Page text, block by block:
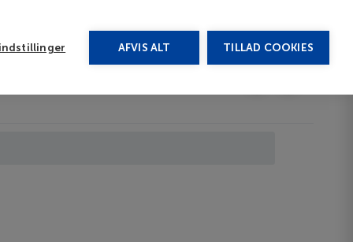
AFVIS ALT TILLAD COOKIES